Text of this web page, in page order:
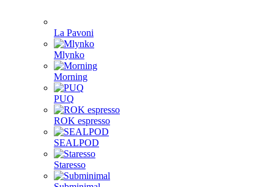
La Pavoni
Mlynko
Morning
PUQ
ROK espresso
SEALPOD
Staresso